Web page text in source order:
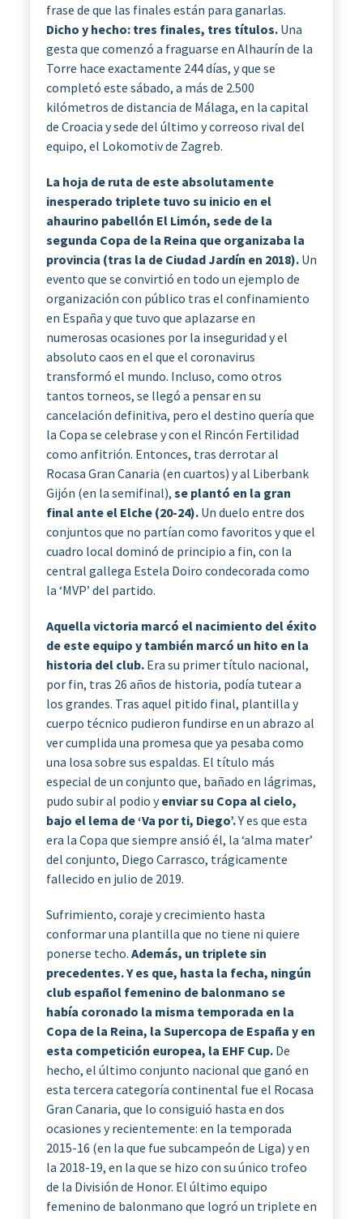
frase de que las finales están para ganarlas.
Dicho y hecho: tres finales, tres títulos.Una
gesta que comenzó a fraguarse en Alhaurín de la
Torre hace exactamente 244 días, y que se
completó este sábado, a más de 2.500
kilómetros de distancia de Málaga, en la capital
de Croacia y sede del último y correoso rival del
equipo, el Lokomotiv de Zagreb.
La hoja de ruta de este absolutamente
inesperado triplete tuvo su inicio en el
ahaurino pabellón El Limón, sede de la
segunda Copa de la Reina que organizaba la
provincia (tras la de Ciudad Jardín en 2018).Un
evento que se convirtió en todo un ejemplo de
organización con público tras el confinamiento
en España y que tuvo que aplazarse en
numerosas ocasiones por la inseguridad y el
absoluto caos en el que el coronavirus
transformó el mundo. Incluso, como otros
tantos torneos, se llegó a pensar en su
cancelación definitiva, pero el destino quería que
la Copa se celebrase y con el Rincón Fertilidad
como anfitrión. Entonces, tras derrotar al
Rocasa Gran Canaria (en cuartos) y al Liberbank
Gijón (en la semifinal), se plantó en la gran
final ante el Elche (20-24).Un duelo entre dos
conjuntos que no partían como favoritos y que el
cuadro local dominó de principio a fin, con la
central gallega Estela Doiro condecorada como
la ‘MVP’ del partido.
Aquella victoria marcó el nacimiento del éxito
de este equipo y también marcó un hito en la
historia del club.Era su primer título nacional,
por fin, tras 26 años de historia, podía tutear a
los grandes. Tras aquel pitido final, plantilla y
cuerpo técnico pudieron fundirse en un abrazo al
ver cumplida una promesa que ya pesaba como
una losa sobre sus espaldas. El título más
especial de un conjunto que, bañado en lágrimas,
pudo subir al podio yenviar su Copa al cielo,
bajo el lema de ‘Va por ti, Diego’.Y es que esta
era la Copa que siempre ansió él, la ‘alma mater’
del conjunto, Diego Carrasco, trágicamente
fallecido en julio de 2019.
Sufrimiento, coraje y crecimiento hasta
conformar una plantilla que no tiene ni quiere
ponerse techo. Además, un triplete sin
precedentes. Y es que, hasta la fecha, ningún
club español femenino de balonmano se
había coronado la misma temporada en la
Copa de la Reina, la Supercopa de España y en
esta competición europea, la EHF Cup.De
hecho, el último conjunto nacional que ganó en
esta tercera categoría continental fue el Rocasa
Gran Canaria, que lo consiguió hasta en dos
ocasiones y recientemente: en la temporada
2015-16 (en la que fue subcampeón de Liga) y en
la 2018-19, en la que se hizo con su único trofeo
de la División de Honor. El último equipo
femenino de balonmano que logró un triplete en